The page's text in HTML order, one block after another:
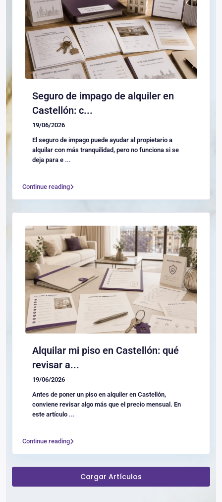
Seguro de impago de alquiler en
Castellón: c...
19/06/2026
El seguro de impago puede ayudar al propietario a
alquilar con más tranquilidad, pero no funciona si se
deja para e ...
Continue reading
Alquilar mi piso en Castellón: qué
revisar a...
19/06/2026
Antes de poner un piso en alquiler en Castellón,
conviene revisar algo más que el precio mensual. En
este artículo ...
Continue reading
Cargar Artículos